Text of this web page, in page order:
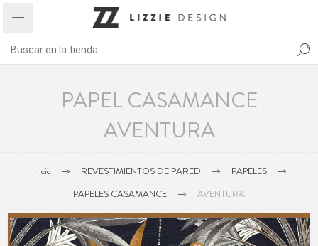
PAPEL CASAMANCE
AVENTURA
Inicio REVESTIMIENTOS DE PARED
PAPELES
PAPELES CASAMANCE
AVENTURA